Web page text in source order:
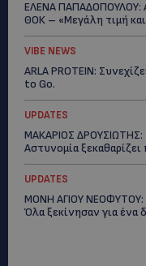
ΕΛΕΝΑ ΠΑΠΑΔΟΠΟΥΛΟΥ:
ΘΟΚ – «Μεγάλη τιμή
VIBE NEWS
ARLA PROTEIN:
to Go.
UPDATES
ΜΑΚΑΡΙΟΣ ΔΡΟΥΣΙΩΤΗΣ:
Αστυνομία
UPDATES
ΜΟΝΗ ΑΓΙΟΥ ΝΕΟΦΥΤΟΥ:
Όλα ξεκίνησαν για ένα